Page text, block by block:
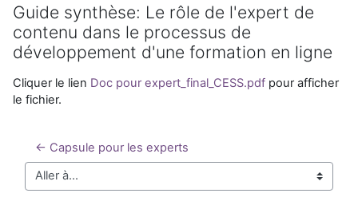
Guide synthèse: Le rôle de l'expert de
contenu dans le processus de
développement d'une formation en ligne
Conditions d’achèvement
Cliquer le lien Doc pour expert_final_CESS.pdf pour afficher
le fichier.
← Capsule pour les experts
Aller à...